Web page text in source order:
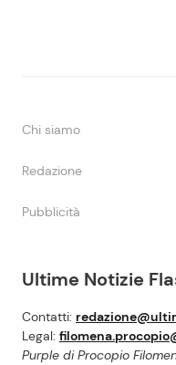
Ultime Notizie
Contatti:
Legal:
Purple di Procopio
Chi siamo
Redazione
Pubblicità